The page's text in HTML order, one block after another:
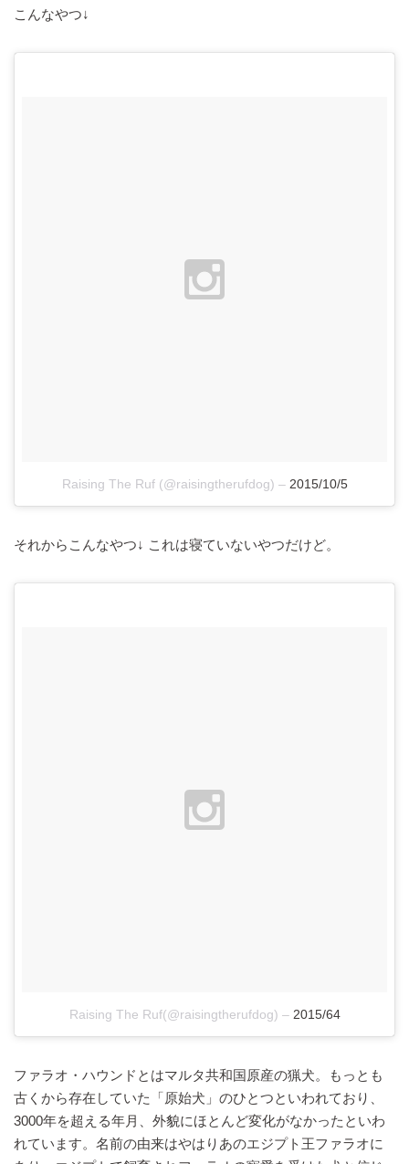
こんなやつ↓
Raising The Ruf (@raisingtherufdog) – 2015/10/5
それからこんなやつ↓ これは寝ていないやつだけど。
Raising The Ruf(@raisingtherufdog) – 2015/64
ファラオ・ハウンドとはマルタ共和国原産の猟犬。もっとも
古くから存在していた「原始犬」のひとつといわれており、
3000年を超える年月、外貌にほとんど変化がなかったといわ
れています。名前の由来はやはりあのエジプト王ファラオに